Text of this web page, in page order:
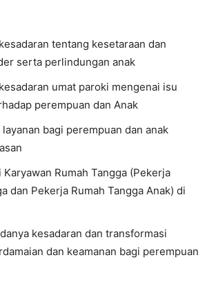
tentang kesetaraan dan
serta perlindungan anak
umat paroki mengenai isu
perempuan dan Anak
bagi perempuan dan anak
Rumah Tangga (Pekerja
dan Pekerja Rumah Tangga Anak) di
kesadaran dan transformasi
dan keamanan bagi perempuan